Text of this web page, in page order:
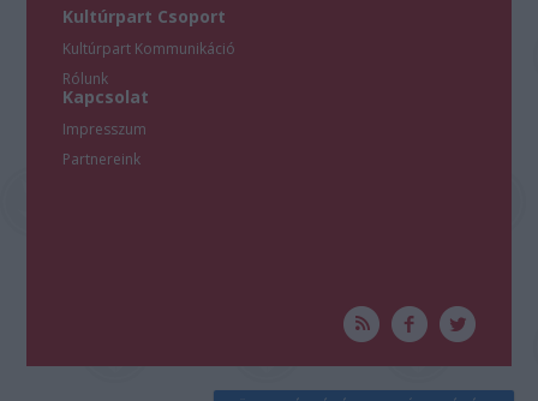
Kultúrpart Csoport
Kultúrpart Kommunikáció
Rólunk
Kapcsolat
Impresszum
Partnereink